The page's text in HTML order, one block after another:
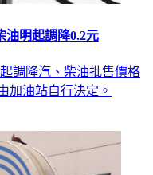
明起調降0.2元
調降汽、柴油批售價格
加油站自行決定。